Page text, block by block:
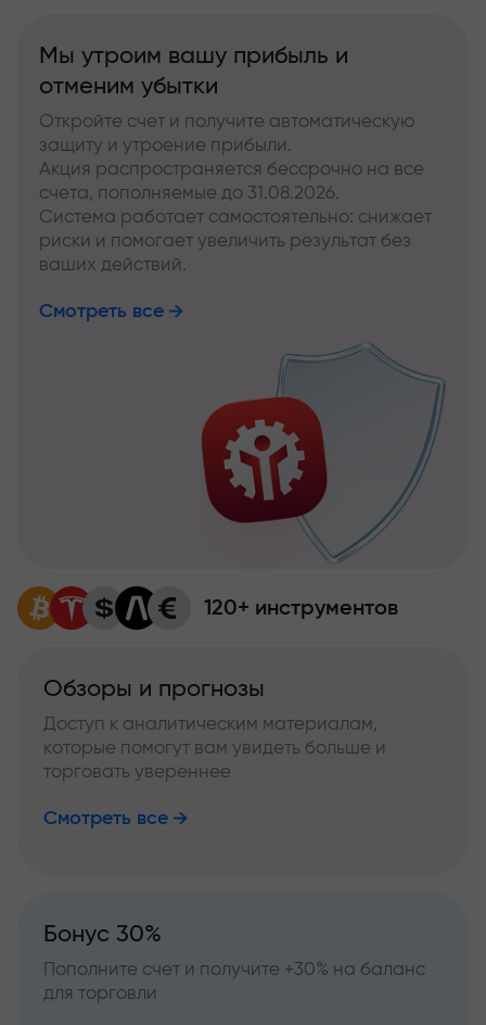
Мы утроим вашу прибыль и
отменим убытки
Откройте счет и получите автоматическую
защиту и утроение прибыли.
Акция распространяется бессрочно на все
счета, пополняемые до 31.08.2026.
Система работает самостоятельно: снижает
риски и помогает увеличить результат без
ваших действий.
Смотреть все
120+ инструментов
Обзоры и прогнозы
Доступ к аналитическим материалам,
которые помогут вам увидеть больше и
торговать увереннее
Смотреть все
Бонус 30%
Пополните счет и получите +30% на баланс
для торговли